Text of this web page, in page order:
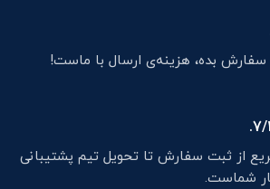
سفارش بده، هزینه‌ی ارسال با ماست!
از ثبت سفارش تا تحویل تیم پشتیبانی
شماست.